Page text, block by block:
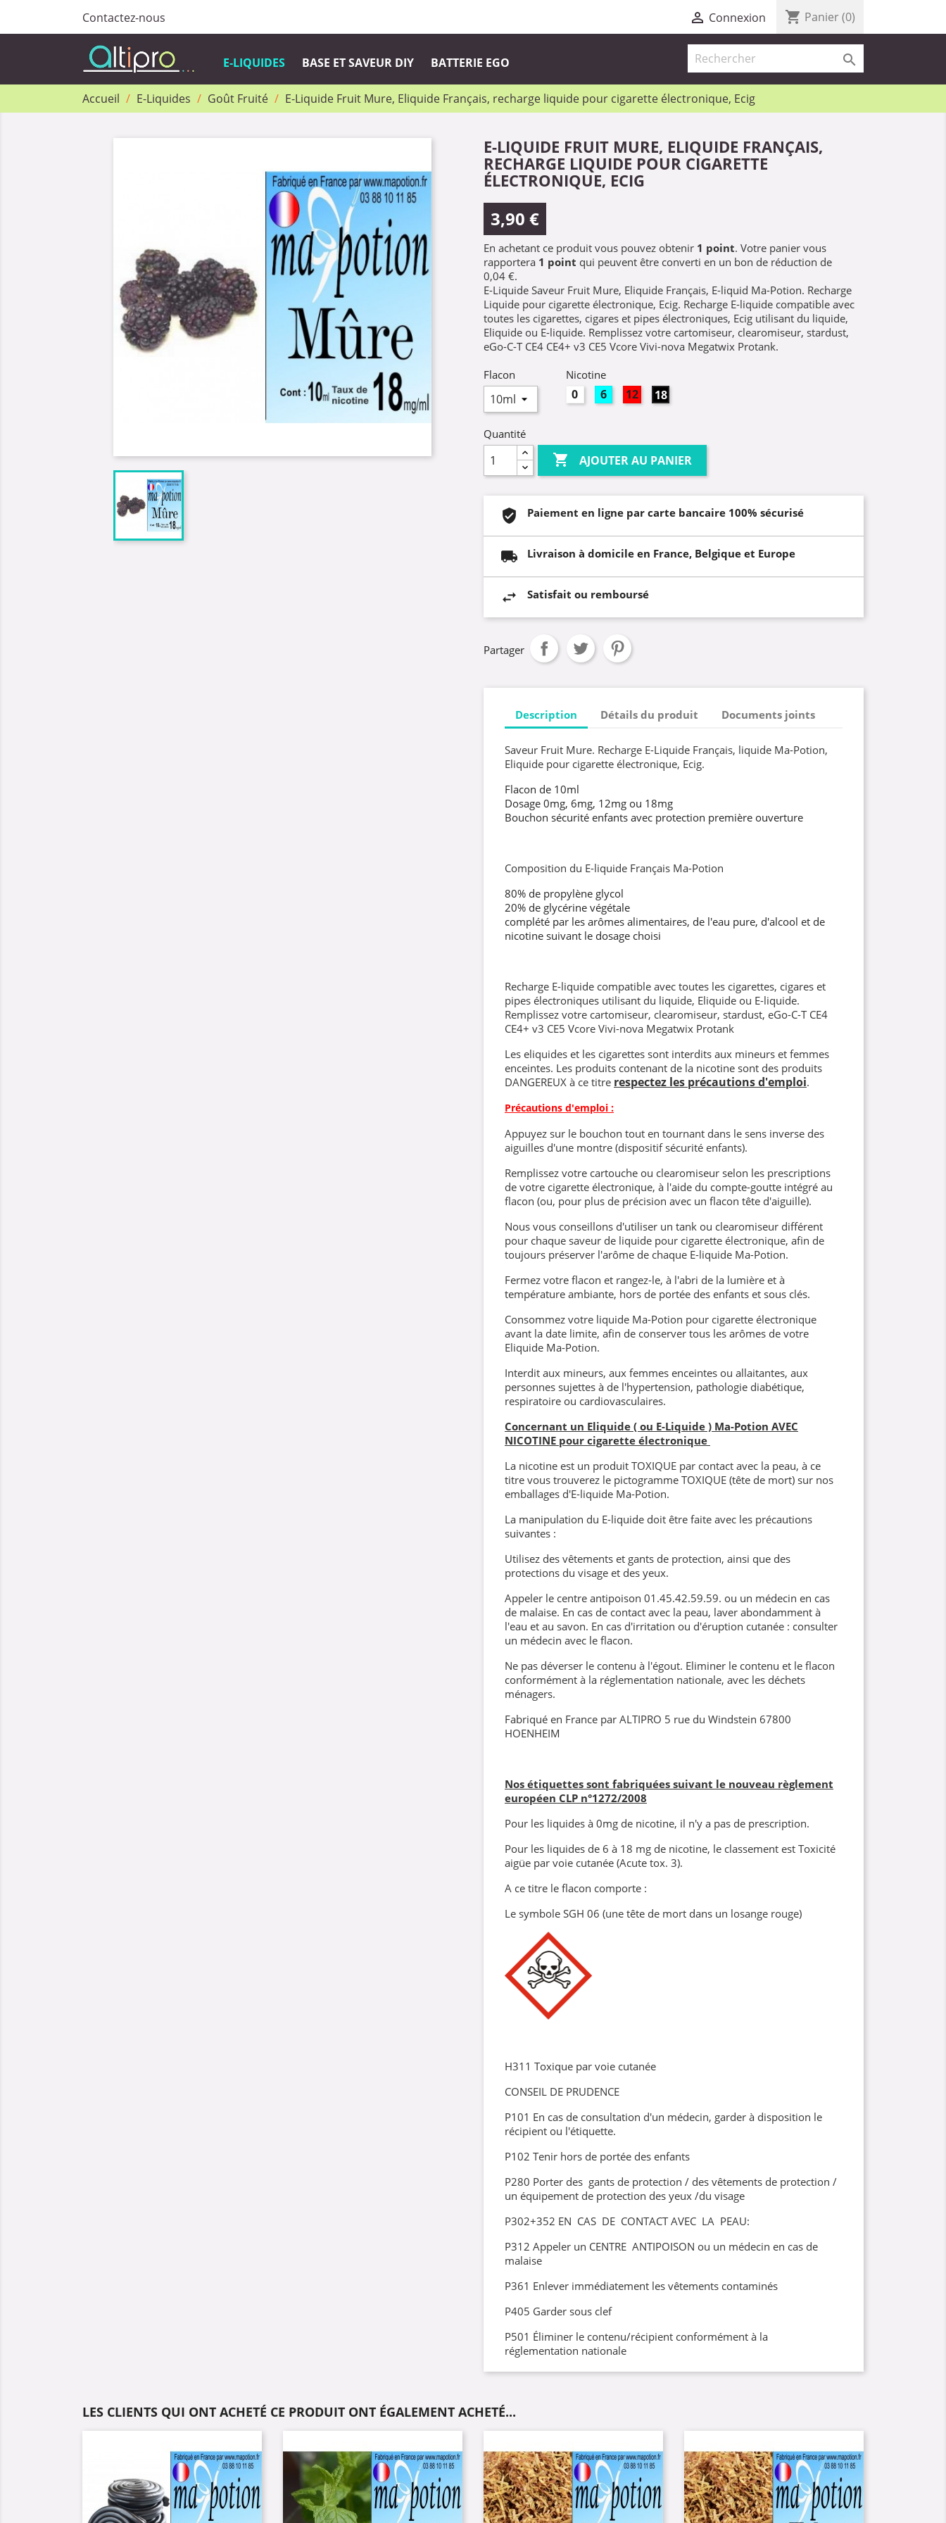
Contactez-nous  Connexion shopping_cart Panier(0)
E-LIQUIDES BASE ET SAVEUR DIY BATTERIE EGO 
Accueil E-Liquides Goût Fruité E-Liquide Fruit Mure, Eliquide Français, recharge liquide pour cigarette électronique, Ecig
E-LIQUIDE FRUIT MURE, ELIQUIDE FRANÇAIS,
RECHARGE LIQUIDE POUR CIGARETTE
ÉLECTRONIQUE, ECIG
3,90 €
En achetant ce produit vous pouvez obtenir 1 point. Votre panier vous
rapportera 1 point qui peuvent être converti en un bon de réduction de
0,04 €.
E-Liquide Saveur Fruit Mure, Eliquide Français, E-liquid Ma-Potion. Recharge
Liquide pour cigarette électronique, Ecig. Recharge E-liquide compatible avec
toutes les cigarettes, cigares et pipes électroniques, Ecig utilisant du liquide,
Eliquide ou E-liquide. Remplissez votre cartomiseur, clearomiseur, stardust,
eGo-C-T CE4 CE4+ v3 CE5 Vcore Vivi-nova Megatwix Protank.
Flacon
Nicotine
0mg 6mg 12mg 18mg
Quantité
 AJOUTER AU PANIER
Paiement en ligne par carte bancaire 100% sécurisé
Livraison à domicile en France, Belgique et Europe
Satisfait ou remboursé
Partager
Description Détails du produit Documents joints
Saveur Fruit Mure. Recharge E-Liquide Français, liquide Ma-Potion,
Eliquide pour cigarette électronique, Ecig.
Flacon de 10ml
Dosage 0mg, 6mg, 12mg ou 18mg
Bouchon sécurité enfants avec protection première ouverture
Composition du E-liquide Français Ma-Potion
80% de propylène glycol
20% de glycérine végétale
complété par les arômes alimentaires, de l'eau pure, d'alcool et de
nicotine suivant le dosage choisi
Recharge E-liquide compatible avec toutes les cigarettes, cigares et
pipes électroniques utilisant du liquide, Eliquide ou E-liquide.
Remplissez votre cartomiseur, clearomiseur, stardust, eGo-C-T CE4
CE4+ v3 CE5 Vcore Vivi-nova Megatwix Protank
Les eliquides et les cigarettes sont interdits aux mineurs et femmes
enceintes. Les produits contenant de la nicotine sont des produits
DANGEREUX à ce titre respectez les précautions d'emploi.
Précautions d'emploi :
Appuyez sur le bouchon tout en tournant dans le sens inverse des
aiguilles d'une montre (dispositif sécurité enfants).
Remplissez votre cartouche ou clearomiseur selon les prescriptions
de votre cigarette électronique, à l'aide du compte-goutte intégré au
flacon (ou, pour plus de précision avec un flacon tête d'aiguille).
Nous vous conseillons d'utiliser un tank ou clearomiseur différent
pour chaque saveur de liquide pour cigarette électronique, afin de
toujours préserver l'arôme de chaque E-liquide Ma-Potion.
Fermez votre flacon et rangez-le, à l'abri de la lumière et à
température ambiante, hors de portée des enfants et sous clés.
Consommez votre liquide Ma-Potion pour cigarette électronique
avant la date limite, afin de conserver tous les arômes de votre
Eliquide Ma-Potion.
Interdit aux mineurs, aux femmes enceintes ou allaitantes, aux
personnes sujettes à de l'hypertension, pathologie diabétique,
respiratoire ou cardiovasculaires.
Concernant un Eliquide ( ou E-Liquide ) Ma-Potion AVEC
NICOTINE pour cigarette électronique
La nicotine est un produit TOXIQUE par contact avec la peau, à ce
titre vous trouverez le pictogramme TOXIQUE (tête de mort) sur nos
emballages d'E-liquide Ma-Potion.
La manipulation du E-liquide doit être faite avec les précautions
suivantes :
Utilisez des vêtements et gants de protection, ainsi que des
protections du visage et des yeux.
Appeler le centre antipoison 01.45.42.59.59. ou un médecin en cas
de malaise. En cas de contact avec la peau, laver abondamment à
l'eau et au savon. En cas d'irritation ou d'éruption cutanée : consulter
un médecin avec le flacon.
Ne pas déverser le contenu à l'égout. Eliminer le contenu et le flacon
conformément à la réglementation nationale, avec les déchets
ménagers.
Fabriqué en France par ALTIPRO 5 rue du Windstein 67800
HOENHEIM
Nos étiquettes sont fabriquées suivant le nouveau règlement
européen CLP n°1272/2008
Pour les liquides à 0mg de nicotine, il n'y a pas de prescription.
Pour les liquides de 6 à 18 mg de nicotine, le classement est Toxicité
aigüe par voie cutanée (Acute tox. 3).
A ce titre le flacon comporte :
Le symbole SGH 06 (une tête de mort dans un losange rouge)
H311 Toxique par voie cutanée
CONSEIL DE PRUDENCE
P101 En cas de consultation d'un médecin, garder à disposition le
récipient ou l'étiquette.
P102 Tenir hors de portée des enfants
P280 Porter des gants de protection / des vêtements de protection /
un équipement de protection des yeux /du visage
P302+352 EN CAS DE CONTACT AVEC LA PEAU:
P312 Appeler un CENTRE ANTIPOISON ou un médecin en cas de
malaise
P361 Enlever immédiatement les vêtements contaminés
P405 Garder sous clef
P501 Éliminer le contenu/récipient conformément à la
réglementation nationale
LES CLIENTS QUI ONT ACHETÉ CE PRODUIT ONT ÉGALEMENT ACHETÉ...